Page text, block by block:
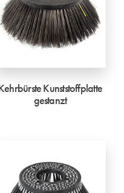
Kunststoffplatte
gestanzt